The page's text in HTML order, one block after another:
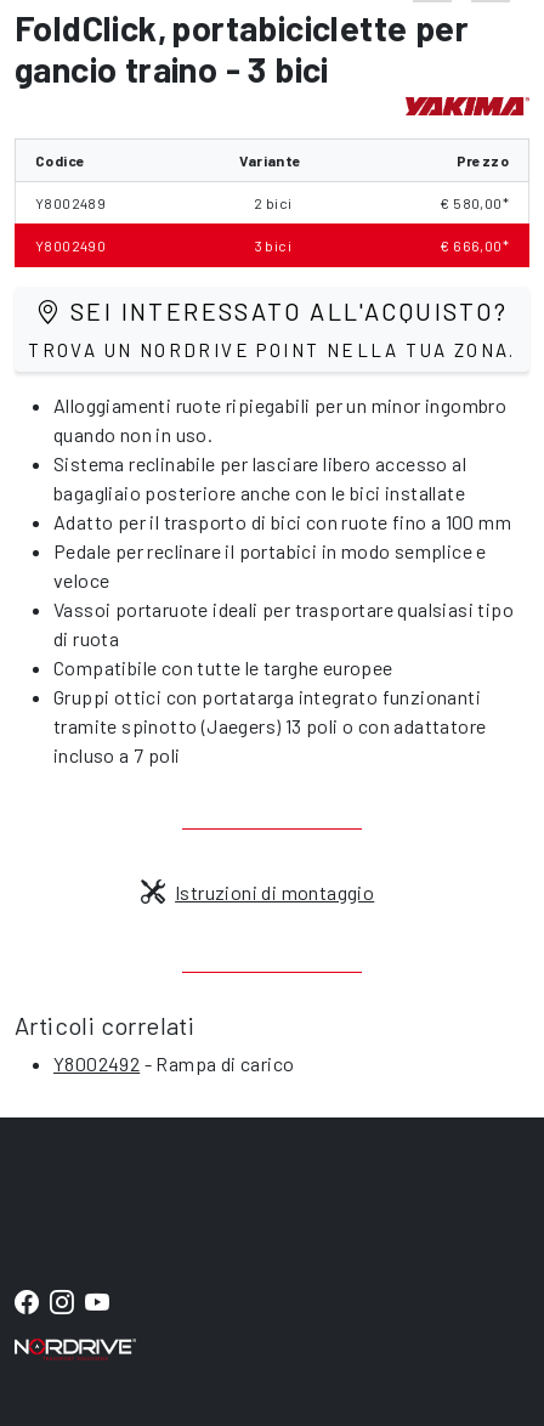
FoldClick, portabiciclette per
gancio traino - 3 bici
Codice Variante Prezzo
Y8002489 2 bici € 580,00*
Y8002490 3 bici € 666,00*
SEI INTERESSATO ALL'ACQUISTO?
TROVA UN NORDRIVE POINT NELLA TUA ZONA.
Alloggiamenti ruote ripiegabili per un minor ingombro
quando non in uso.
Sistema reclinabile per lasciare libero accesso al
bagagliaio posteriore anche con le bici installate
Adatto per il trasporto di bici con ruote fino a 100 mm
Pedale per reclinare il portabici in modo semplice e
veloce
Vassoi portaruote ideali per trasportare qualsiasi tipo
di ruota
Compatibile con tutte le targhe europee
Gruppi ottici con portatarga integrato funzionanti
tramite spinotto (Jaegers) 13 poli o con adattatore
incluso a 7 poli
Istruzioni di montaggio
Articoli correlati
Y8002492 - Rampa di carico